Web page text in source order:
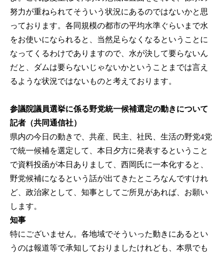
努力が重ねられてそういう状況にあるのではないかと思
っております。各同規模の都市の平均水準ぐらいまで水
をお使いになられると、当然足らなくなるということに
なってくるわけでありますので、水が決して要らないん
だと、ダムは要らないじゃないかということまでは言え
るような状況ではないものと考えております。
参議院議員選挙に係る野党統一候補選定の動きについて
記者（共同通信社）
県内の今日の動きで、共産、民主、社民、生活の野党4党
で統一候補を選定して、本日夕方に発表するということ
で資料投函が本日ありまして、西岡氏に一本化すると、
野党候補になるという話が出てきたところなんですけれ
ど、政治家として、知事としてご所見があれば、お願い
します。
知事
特にございません。各地域でそういった動きにあるとい
うのは報道等で承知しておりましたけれども、本県でも